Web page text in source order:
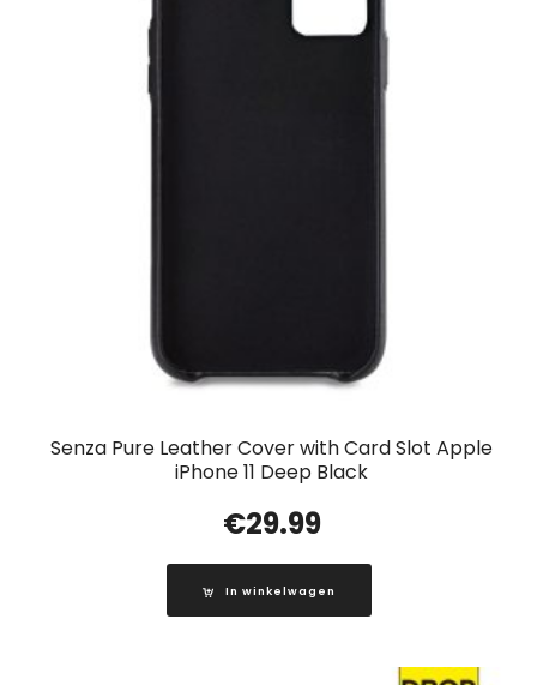
Senza Pure Leather Cover with Card Slot Apple
iPhone 11 Deep Black
€29.99
In winkelwagen